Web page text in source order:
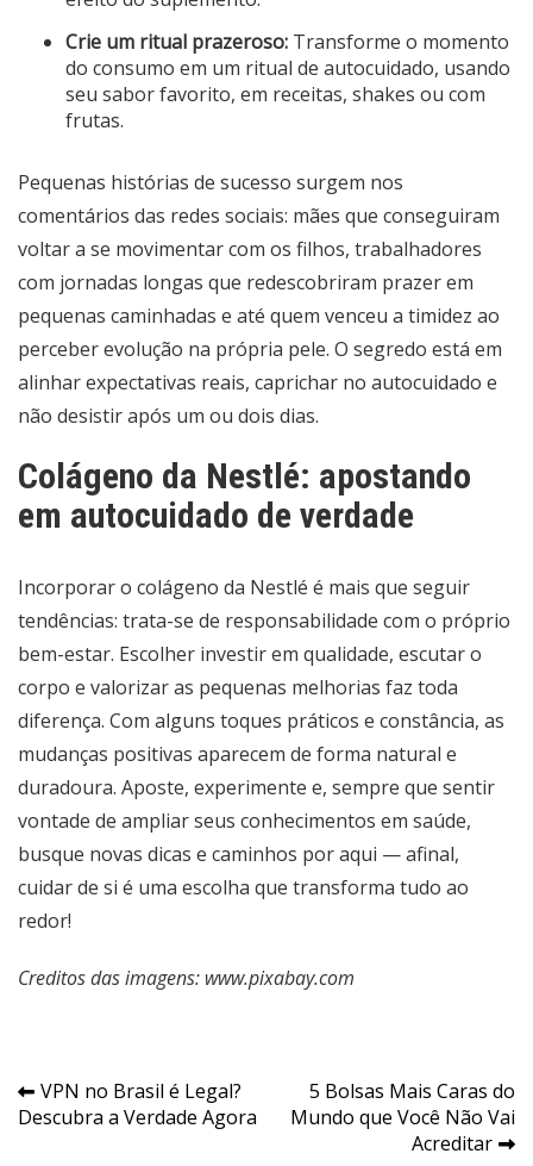
Crie um ritual prazeroso: Transforme o momento
do consumo em um ritual de autocuidado, usando
seu sabor favorito, em receitas, shakes ou com
frutas.
Pequenas histórias de sucesso surgem nos
comentários das redes sociais: mães que conseguiram
voltar a se movimentar com os filhos, trabalhadores
com jornadas longas que redescobriram prazer em
pequenas caminhadas e até quem venceu a timidez ao
perceber evolução na própria pele. O segredo está em
alinhar expectativas reais, caprichar no autocuidado e
não desistir após um ou dois dias.
Colágeno da Nestlé: apostando
em autocuidado de verdade
Incorporar o colágeno da Nestlé é mais que seguir
tendências: trata-se de responsabilidade com o próprio
bem-estar. Escolher investir em qualidade, escutar o
corpo e valorizar as pequenas melhorias faz toda
diferença. Com alguns toques práticos e constância, as
mudanças positivas aparecem de forma natural e
duradoura. Aposte, experimente e, sempre que sentir
vontade de ampliar seus conhecimentos em saúde,
busque novas dicas e caminhos por aqui — afinal,
cuidar de si é uma escolha que transforma tudo ao
redor!
Creditos das imagens: www.pixabay.com
Navegação
de
VPN no Brasil é Legal?
Descubra a Verdade Agora
5 Bolsas Mais Caras do
Mundo que Você Não Vai
Acreditar